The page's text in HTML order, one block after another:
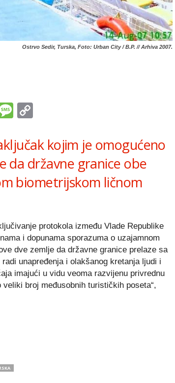
Ostrvo Sedir, Turska, Foto: Urban City / B.P. // Arhiva 2007.
Message
kojim je omogućeno
da državne granice obe
biometrijskom ličnom
protokola između Vlade Republike
i dopunama sporazuma o uzajamnom
dve zemlje da državne granice prelaze sa
unapređenja i olakšanog kretanja ljudi i
imajući u vidu veoma razvijenu privrednu
broj međusobnih turističkih poseta“,